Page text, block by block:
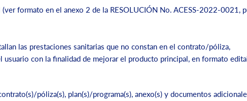
formato en el anexo 2 de la RESOLUCIÓN No. ACESS-2022-0021,
las prestaciones sanitarias que no constan en el contrato/póliza,
con la finalidad de mejorar el producto principal, en formato
póliza(s), plan(s)/programa(s), anexo(s) y documentos